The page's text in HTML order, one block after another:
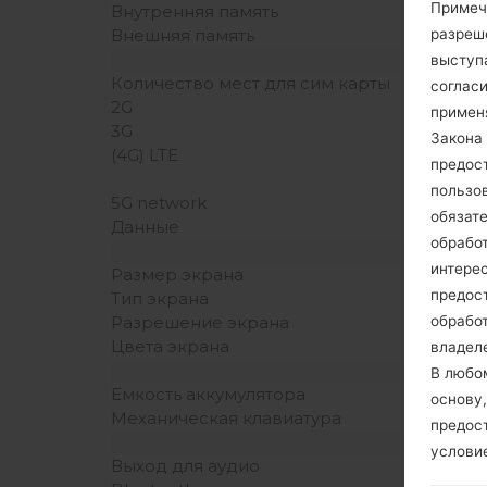
Внутренняя память
Внешняя память
Количество мест для сим карты
2G
3G
(4G) LTE
5G network
Данные
Размер экрана
Тип экрана
Разрешение экрана
Цвета экрана
Емкость аккумулятора
Механическая клавиатура
Выход для аудио
В